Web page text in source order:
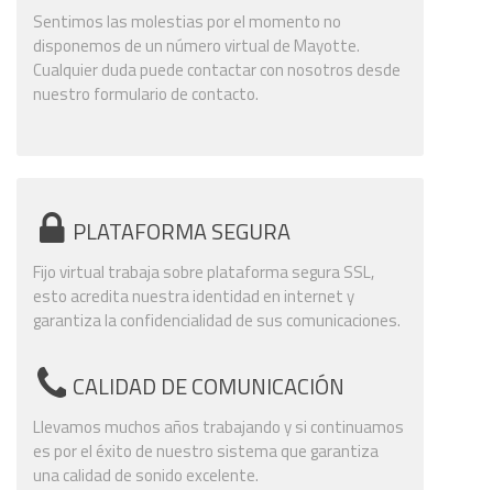
Sentimos las molestias por el momento no
disponemos de un número virtual de Mayotte.
Cualquier duda puede contactar con nosotros desde
nuestro formulario de contacto.
PLATAFORMA SEGURA
Fijo virtual trabaja sobre plataforma segura SSL,
esto acredita nuestra identidad en internet y
garantiza la confidencialidad de sus comunicaciones.
CALIDAD DE COMUNICACIÓN
Llevamos muchos años trabajando y si continuamos
es por el éxito de nuestro sistema que garantiza
una calidad de sonido excelente.